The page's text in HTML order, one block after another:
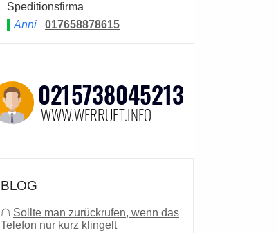
Speditionsfirma
Anni
017658878615
BLOG
☖ Sollte man zurückrufen, wenn das
Telefon nur kurz klingelt